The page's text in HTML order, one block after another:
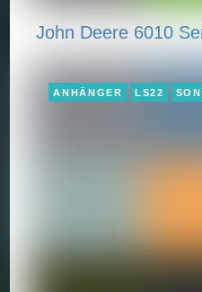
John Deere 6010
ANHÄNGER LS22